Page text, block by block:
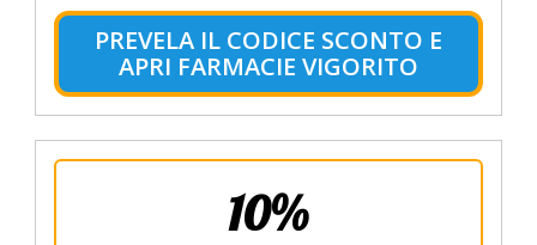
PREVELA IL CODICE SCONTO E
APRI FARMACIE VIGORITO
10%